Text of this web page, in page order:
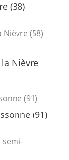
(38)
Nièvre
(91)